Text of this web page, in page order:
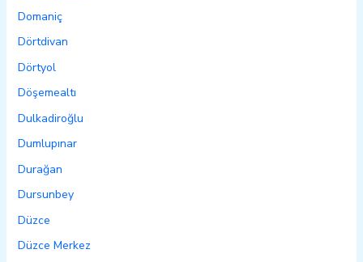
Domaniç
Dörtdivan
Dörtyol
Döşemealtı
Dulkadiroğlu
Dumlupınar
Durağan
Dursunbey
Düzce
Düzce Merkez